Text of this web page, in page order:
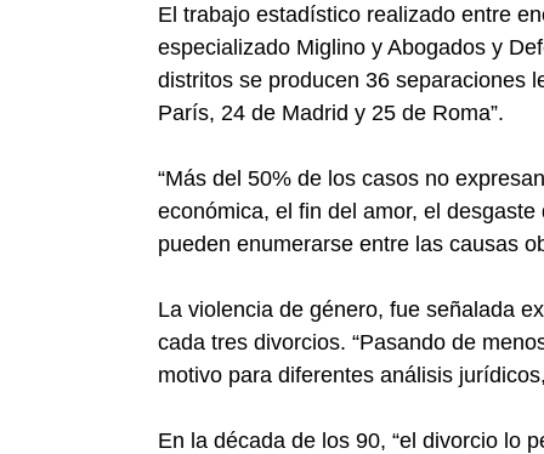
El trabajo estadístico realizado entre
especializado Miglino y Abogados y
distritos se producen 36 separaciones
París, 24 de Madrid y 25 de Roma”.
“Más del 50% de los casos no
económica, el fin del amor, el
pueden enumerarse entre las causas
La violencia de género, fue señalada
cada tres divorcios. “Pasando de
motivo para diferentes análisis
En la década de los 90, “el divorcio lo